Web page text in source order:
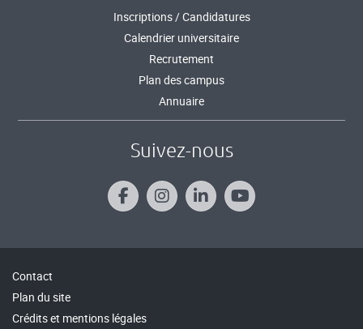
Inscriptions / Candidatures
Calendrier universitaire
Recrutement
Plan des campus
Annuaire
Suivez-nous
Contact
Plan du site
Crédits et mentions légales